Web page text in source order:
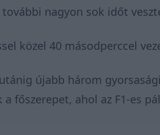
nagyon sok időt
közel 40 másodperccel
újabb három
főszerepet, ahol az F1-es